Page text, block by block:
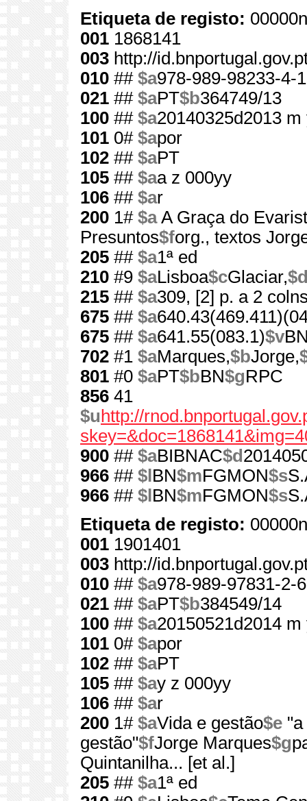
Etiqueta de registo:
001 1868141
003 http://
010 ## $a978-989-98233-4-1
021 ## $aPT$b364749/13
100 ## $a20140325d2013
101 0# $apor
102 ## $aPT
105 ## $aa z 000yy
106 ## $ar
200 1# $aA Graça do
Presuntos$forg., textos
205 ## $a1ª ed
210 #9 $aLisboa$cGlaciar,
215 ## $a309, [2] p. a 2
675 ## $a
675 ## $a641.55(083.1)$v
702 #1 $aMarques,$bJorge,
801 #0 $aPT$bBN$gRPC
856 41
$u http://
900 ## $aBIBNAC$d
966 ## $l BN$mFGMON$s
966 ## $l BN$mFGMON$s
Etiqueta de registo:
001 1901401
003 http://
010 ## $a978-989-97831-2-6
021 ## $aPT$b384549/14
100 ## $a20150521d2014
101 0# $apor
102 ## $aPT
105 ## $ay z 000yy
106 ## $ar
200 1# $aVida e gestão$e
gestão"$fJorge Marques$g
Quintanilha... [et al.]
205 ## $a1ª ed